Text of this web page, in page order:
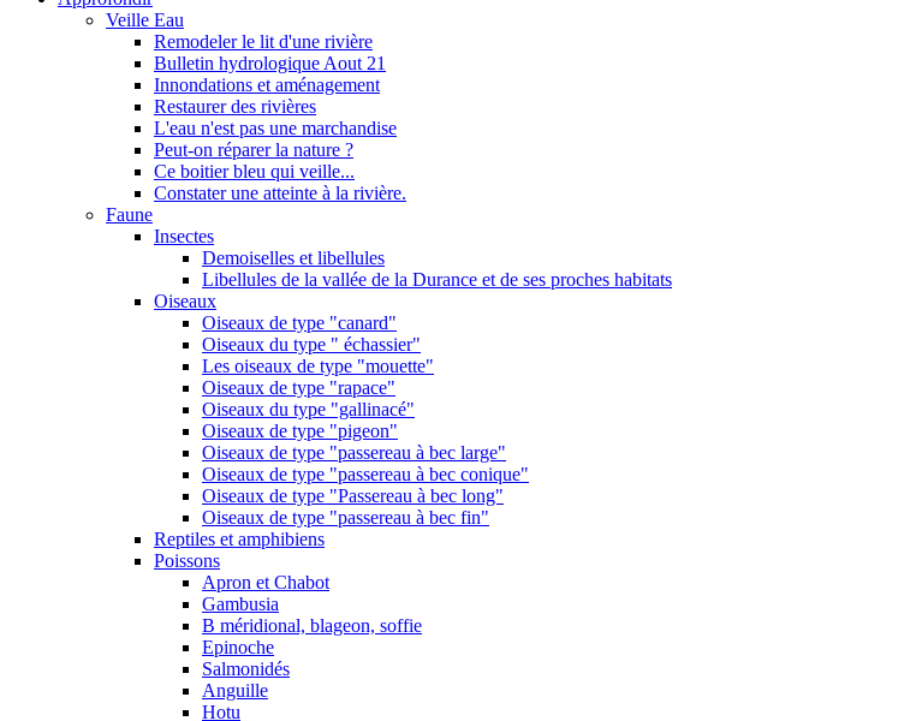
Veille Eau
Remodeler le lit d'une rivière
Bulletin hydrologique Aout 21
Innondations et aménagement
Restaurer des rivières
L'eau n'est pas une marchandise
Peut-on réparer la nature ?
Ce boitier bleu qui veille...
Constater une atteinte à la rivière.
Faune
Insectes
Demoiselles et libellules
Libellules de la vallée de la Durance et de ses proches habitats
Oiseaux
Oiseaux de type "canard"
Oiseaux du type " échassier"
Les oiseaux de type "mouette"
Oiseaux de type "rapace"
Oiseaux du type "gallinacé"
Oiseaux de type "pigeon"
Oiseaux de type "passereau à bec large"
Oiseaux de type "passereau à bec conique"
Oiseaux de type "Passereau à bec long"
Oiseaux de type "passereau à bec fin"
Reptiles et amphibiens
Poissons
Apron et Chabot
Gambusia
B méridional, blageon, soffie
Epinoche
Salmonidés
Anguille
Hotu